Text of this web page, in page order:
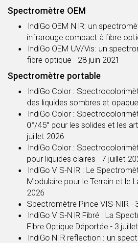
Spectromètre OEM
IndiGo OEM NIR: un
infrarouge compact à fibre
IndiGo OEM UV/Vis: un
fibre optique - 28 juin 2021
Spectromètre portable
IndiGo Color :
des liquides sombres et
IndiGo Color :
0°/45° pour les solides et les
juillet 2026
IndiGo Color :
pour liquides claires - 7 juillet
IndiGo VIS-NIR : Le
Modulaire pour le Terrain et le
2026
Spectromètre Pince VIS-NIR -
IndiGo VIS-NIR Fibré : La
Fibre Optique Déportée - 3
IndiGo NIR reflection : un